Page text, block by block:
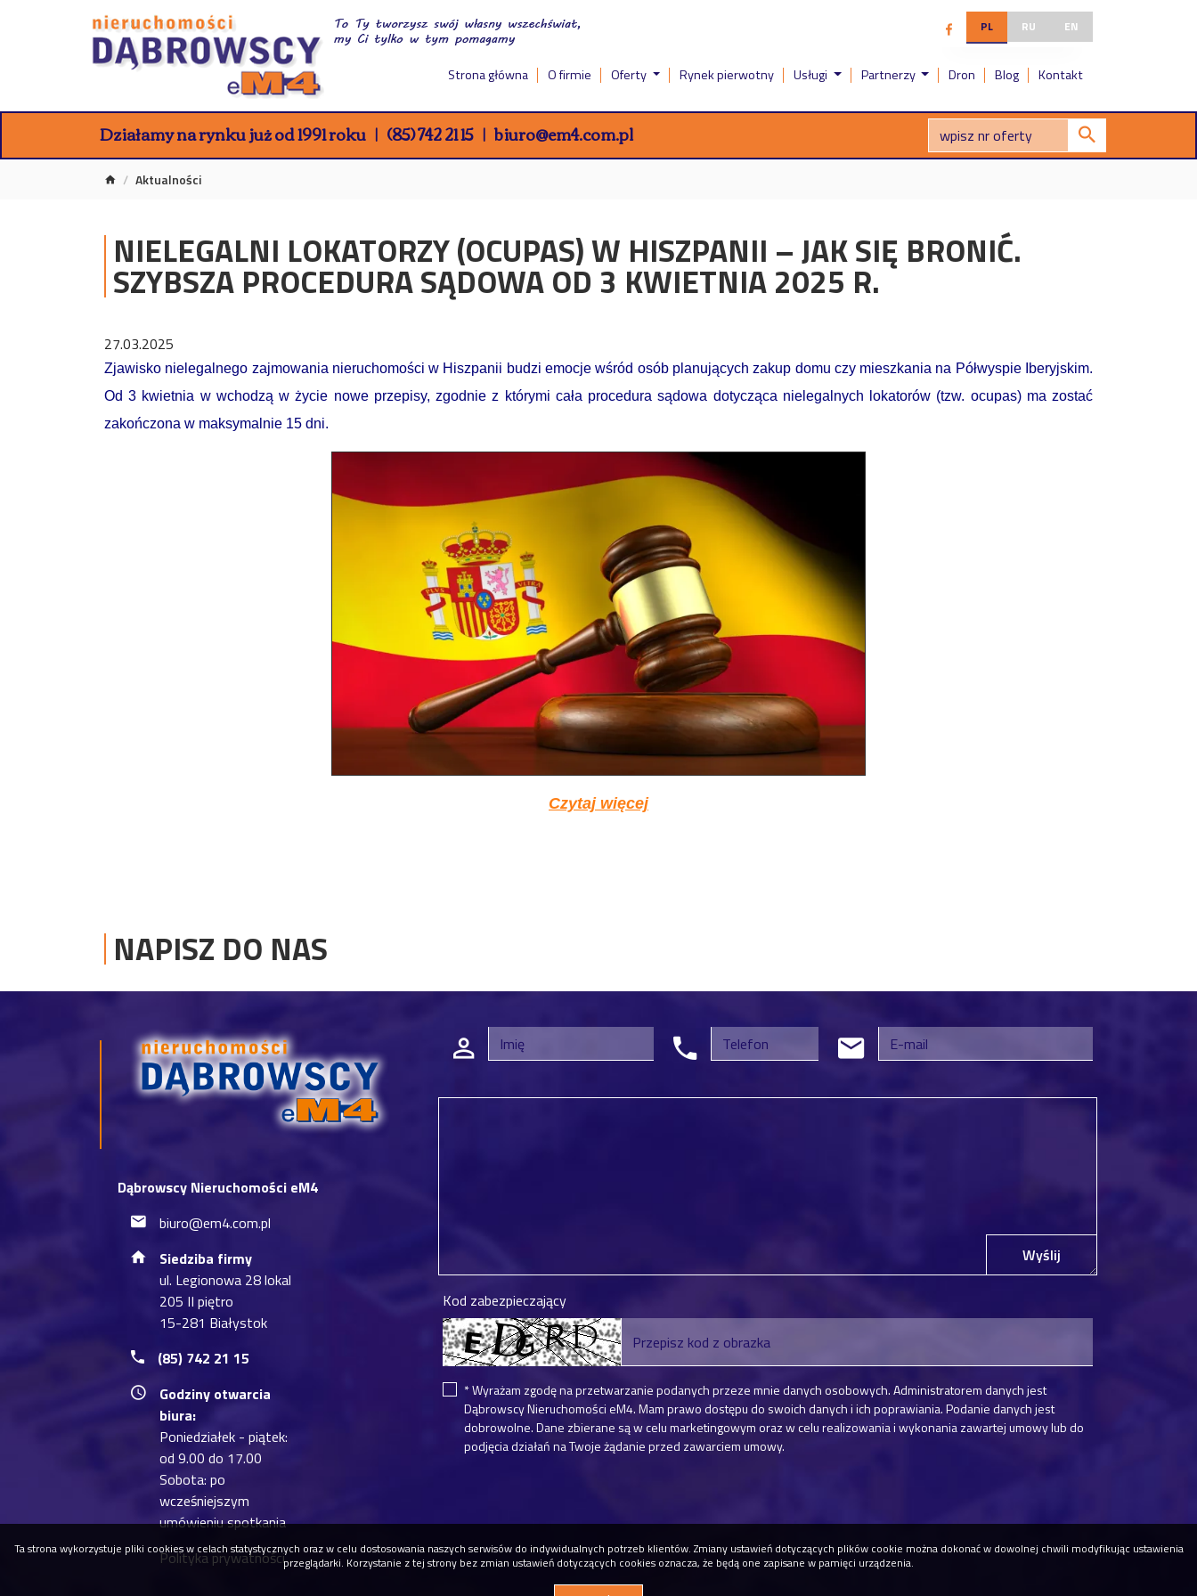
PL RU EN
Strona główna O firmie Oferty Rynek pierwotny Usługi Partnerzy Dron Blog Kontakt
Działamy na rynku już od 1991 roku (85) 742 21 15 biuro@em4.com.pl
Aktualności
NIELEGALNI LOKATORZY (OCUPAS) W HISZPANII – JAK SIĘ BRONIĆ.
SZYBSZA PROCEDURA SĄDOWA OD 3 KWIETNIA 2025 R.
27.03.2025
Zjawisko nielegalnego zajmowania nieruchomości w Hiszpanii budzi emocje wśród osób planujących zakup domu czy mieszkania na Półwyspie Iberyjskim.
Od 3 kwietnia w wchodzą w życie nowe przepisy, zgodnie z którymi cała procedura sądowa dotycząca nielegalnych lokatorów (tzw. ocupas) ma zostać
zakończona w maksymalnie 15 dni.
Czytaj więcej
NAPISZ DO NAS
Dąbrowscy Nieruchomości eM4
biuro@em4.com.pl
Siedziba firmy
ul. Legionowa 28 lokal
205 II piętro
15-281 Białystok
(85) 742 21 15
Godziny otwarcia
biura:
Poniedziałek - piątek:
od 9.00 do 17.00
Sobota: po
wcześniejszym
umówieniu spotkania
Polityka prywatności
Wyślij
Kod zabezpieczający
* Wyrażam zgodę na przetwarzanie podanych przeze mnie danych osobowych. Administratorem danych jest
Dąbrowscy Nieruchomości eM4. Mam prawo dostępu do swoich danych i ich poprawiania. Podanie danych jest
dobrowolne. Dane zbierane są w celu marketingowym oraz w celu realizowania i wykonania zawartej umowy lub do
podjęcia działań na Twoje żądanie przed zawarciem umowy.
Ta strona wykorzystuje pliki cookies w celach statystycznych oraz w celu dostosowania naszych serwisów do indywidualnych potrzeb klientów. Zmiany ustawień dotyczących plików cookie można dokonać w dowolnej chwili modyfikując ustawienia
przeglądarki. Korzystanie z tej strony bez zmian ustawień dotyczących cookies oznacza, że będą one zapisane w pamięci urządzenia.